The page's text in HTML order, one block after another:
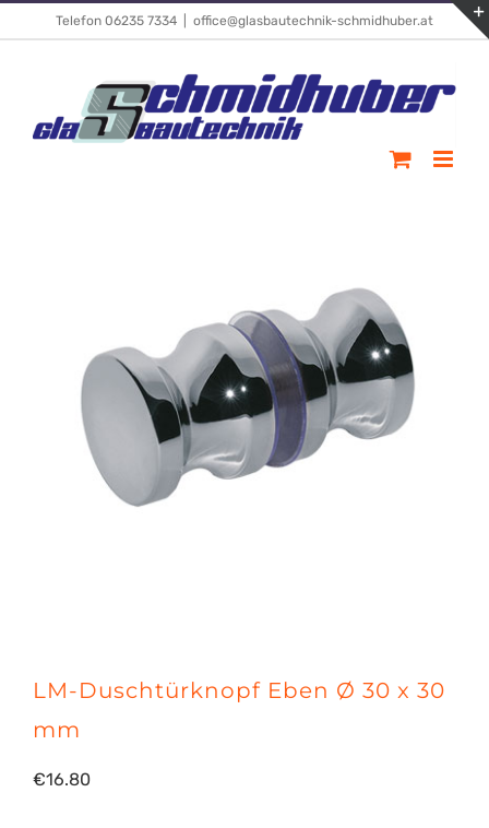
Telefon 06235 7334 office@glasbautechnik-schmidhuber.at
LM-Duschtürknopf Eben Ø 30 x 30
mm
€16.80